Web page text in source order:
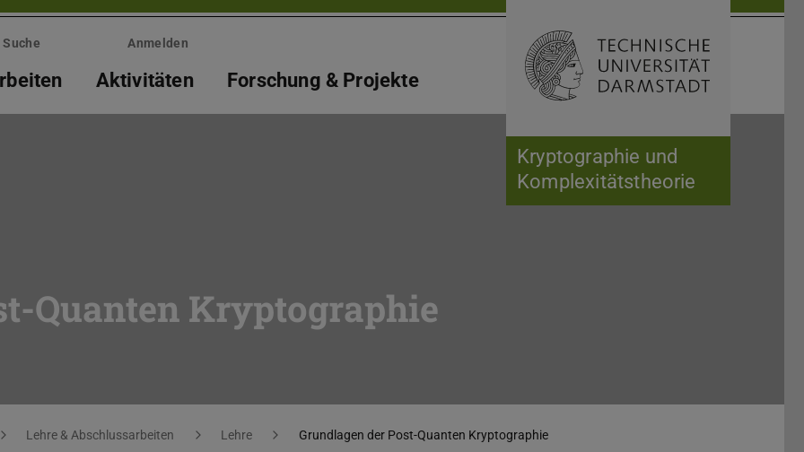
Kryptographie und
Komplexitätstheorie
Suche Anmelden
Aktivitäten Forschung & Projekte Suche öffnen
Quanten Kryptographie
Lehre & Abschlussarbeiten Lehre Grundlagen der Post-Quanten Kryptographie